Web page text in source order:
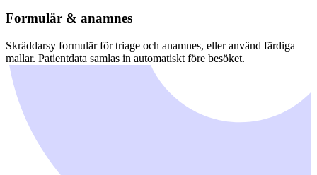
Formulär & anamnes
Skräddarsy formulär för triage och anamnes, eller använd färdiga
mallar. Patientdata samlas in automatiskt före besöket.